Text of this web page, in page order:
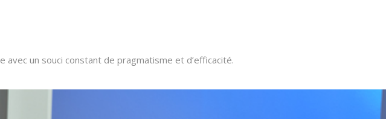
un souci constant de pragmatisme et d’efficacité.